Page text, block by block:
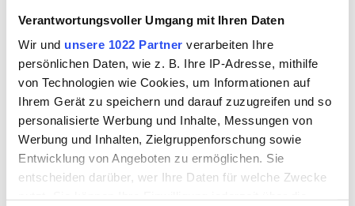
Verantwortungsvoller Umgang mit Ihren Daten
Wir und unsere 1022 Partner verarbeiten Ihre
persönlichen Daten, wie z. B. Ihre IP-Adresse, mithilfe
von Technologien wie Cookies, um Informationen auf
Ihrem Gerät zu speichern und darauf zuzugreifen und so
personalisierte Werbung und Inhalte, Messungen von
Werbung und Inhalten, Zielgruppenforschung sowie
Entwicklung von Angeboten zu ermöglichen. Sie
entscheiden darüber, wer Ihre Daten für welche Zwecke
VERFÜGBARKEIT
MATERIAL
HABETEX ® arc knit
Oberstoff 1:54% Modacryl,44% Baumwolle,2%
Carbon